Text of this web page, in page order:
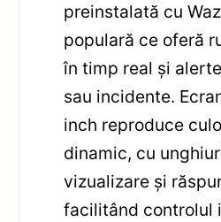
preinstalată cu
populară ce oferă
în timp real și
sau incidente.
inch reproduce
dinamic, cu
vizualizare și
facilitând controlul